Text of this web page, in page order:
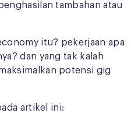
tambahan atau
itu? pekerjaan apa
dan yang tak kalah
potensi gig
artikel ini: